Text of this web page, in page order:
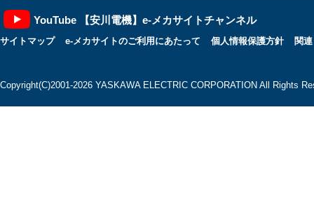
YouTube 【安川電機】e-メカサイトチャンネル
サイトマップ e-メカサイトのご利用にあたって 個人情報保護方針 関
Copyright(C)2001‐2026 YASKAWA ELECTRIC CORPORATION All Rights